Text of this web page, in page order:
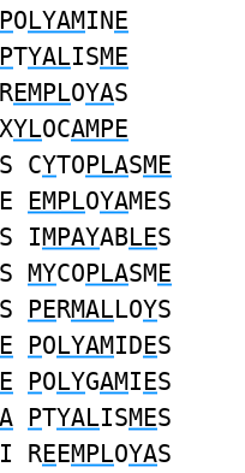
POLYAMINE
PTYALISME
EMPLOYAS
XYLOCAMPE
S CYTOPLASME
EMPLOYAMES
IMPAYABLES
MYCOPLASME
S PERMALLOYS
E POLYAMIDES
E POLYGAMIES
A PTYALISMES
I REEMPLOYAS